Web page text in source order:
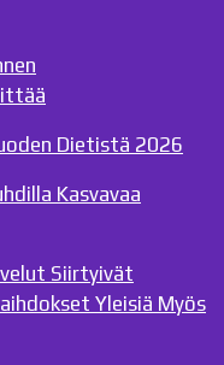
Dietistä 2026
Kasvavaa
Siirtyivät
Yleisiä Myös